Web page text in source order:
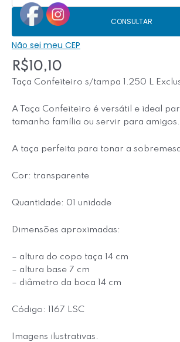
CONSULTAR
Não sei meu CEP
R$ 10,10
Taça Confeiteiro s/tampa 1.250 L
A Taça Confeiteiro é versátil e ideal
tamanho família ou servir para amigos.
A taça perfeita para tonar a
Cor: transparente
Quantidade: 01 unidade
Dimensões aproximadas:
– altura do copo taça 14 cm
– altura base 7 cm
– diâmetro da boca 14 cm
Código: 1167 LSC
Imagens ilustrativas.